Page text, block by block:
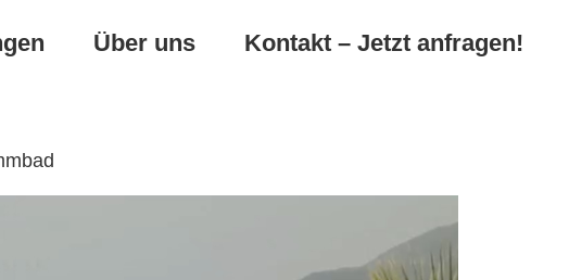
Über uns Kontakt – Jetzt anfragen!